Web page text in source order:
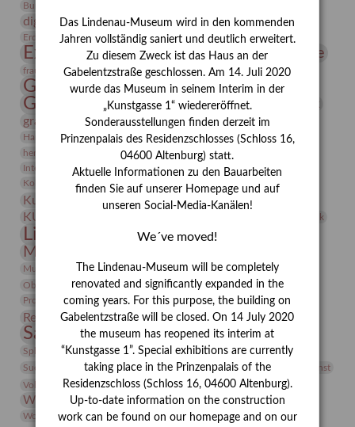
Burg Posterstein
digitallabor Entartete Kunst
Enteignung
Erdmann Julius Dietrich
Erlebnisportal estrusker Exlibris
Expressionismus Festrede Florenz Fotografie
frauen Frauen in der Antike und heute
Gerhard-Altenbourg-Preis
Gerhard Altenbourg
Gerhard Kurt Müller
grafische sammlung griechische Mythologie
Hanns-Conon von der Gabelentz Heinrich Kirchhoff Heldinnen
herman de vries Humboldt
Insekten
Integriertes Schädlingsmanagement
Italien Jahresempfang
Jubiläum
Kolosseum
Kooperationsausstellung Korkmodelle Kunst
Kunstmuseum Kunstvermittlung Kunst von Kühl
KUNSTWAND Lehmbruck
Lindenau-Museum Marstall
Museumsgeschichte
Museumspädagogik Mäzen Napoleon Natur
Neue Remise
Objekt im Fokus
Paul Klee Peter Schnürpel Phelloplastik
Pohlhof
Provenienz
Provenienzforschung
Restaurierung Restitution Rudi Lesser Ruth Wolf-Rehfeld
Sammlung Samstagszeichner Skulptur
Sonderausstellung
Sphinx
studio Studio Bildende Kunst
studioDIGITAL
Suermondt-Ludwig-Museum
Vermittlung Video
Videokunst
Volontariat
Walter Rheiner Weihnachten Werefkin
Werkbetrachtung Winter Wissenschaft
Wolf and Dog
Wolf und Hund
Zirkuswoche
Das Lindenau-Museum wird in den kommenden
Jahren vollständig saniert und deutlich erweitert.
Zu diesem Zweck ist das Haus an der
Gabelentzstraße geschlossen. Am 14. Juli 2020
wurde das Museum in seinem Interim in der
„Kunstgasse 1“ wiedereröffnet.
Sonderausstellungen finden derzeit im
Prinzenpalais des Residenzschlosses (Schloss 16,
04600 Altenburg) statt.
Aktuelle Informationen zu den Bauarbeiten
finden Sie auf unserer Homepage und auf
unseren Social-Media-Kanälen!
We´ve moved!
The Lindenau-Museum will be completely
renovated and significantly expanded in the
coming years. For this purpose, the building on
Gabelentzstraße will be closed. On 14 July 2020
the museum has reopened its interim at
“Kunstgasse 1”. Special exhibitions are currently
taking place in the Prinzenpalais of the
Residenzschloss (Schloss 16, 04600 Altenburg).
Up-to-date information on the construction
work can be found on our homepage and on our